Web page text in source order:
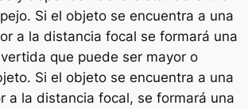
Si el objeto se encuentra a una
a la distancia focal se formará una
que puede ser mayor o
Si el objeto se encuentra a una
a la distancia focal, se formará una